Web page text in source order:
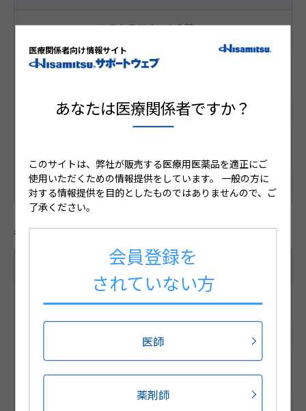
エストラジオール 0.62mg
9c㎡（直径約34mm）
白色半透明の円形の経皮吸収型製剤
各種コード
24枚(1枚/1袋×24袋)
JANコード
4987188455005
HOT13コード
医療関係者向け情報サイト
あなたは医療関係者ですか？
このサイトは、弊社が販売する医療用医薬品を適正にご
使用いただくための情報提供をしています。 一般の方に
対する情報提供を目的としたものではありませんので、ご
了承ください。
会員登録を
されていない方
医師
薬剤師